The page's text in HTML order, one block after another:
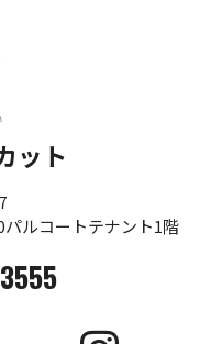
ット
ルコートテナント1階